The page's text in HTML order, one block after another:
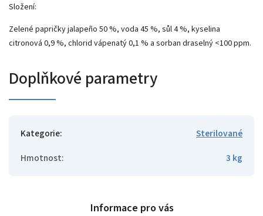
Složení:
Zelené papričky jalapeño 50 %, voda 45 %, sůl 4 %, kyselina
citronová 0,9 %, chlorid vápenatý 0,1 % a sorban draselný <100 ppm.
Doplňkové parametry
Kategorie:
Sterilované
Hmotnost: 3 kg
Informace pro vás